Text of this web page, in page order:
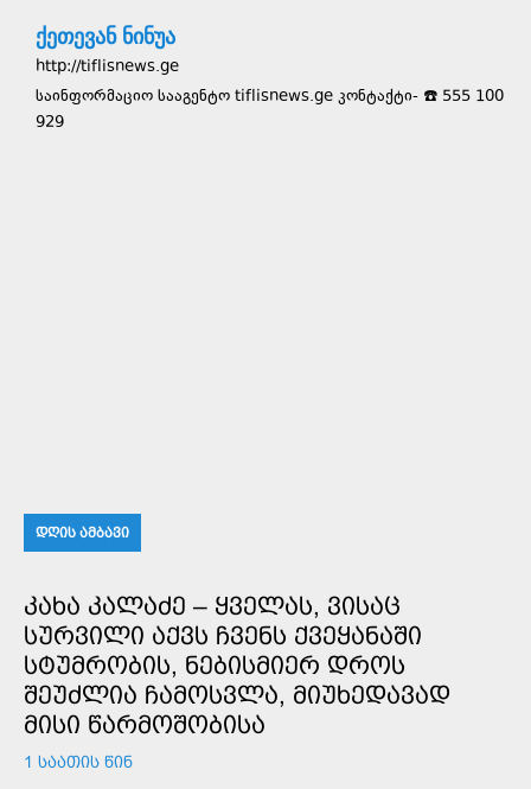
ქეთევან ნინუა
http://tiflisnews.ge
საინფორმაციო სააგენტო tiflisnews.ge კონტაქტი- ☎️ 555 100
929
ᲓᲦᲘᲡ ᲐᲛᲑᲐᲕᲘ
ᲙᲐᲮᲐ ᲙᲐᲚᲐᲫᲔ – ᲧᲕᲔᲚᲐᲡ, ᲕᲘᲡᲐᲪ
ᲡᲣᲠᲕᲘᲚᲘ ᲐᲥᲕᲡ ᲩᲕᲔᲜᲡ ᲥᲕᲔᲧᲐᲜᲐᲨᲘ
ᲡᲢᲣᲛᲠᲝᲑᲘᲡ, ᲜᲔᲑᲘᲡᲛᲘᲔᲠ ᲓᲠᲝᲡ
ᲨᲔᲣᲫᲚᲘᲐ ᲩᲐᲛᲝᲡᲕᲚᲐ, ᲛᲘᲣᲮᲔᲓᲐᲕᲐᲓ
ᲛᲘᲡᲘ ᲬᲐᲠᲛᲝᲨᲝᲑᲘᲡᲐ
1 ᲡᲐᲐᲗᲘᲡ ᲬᲘᲜ